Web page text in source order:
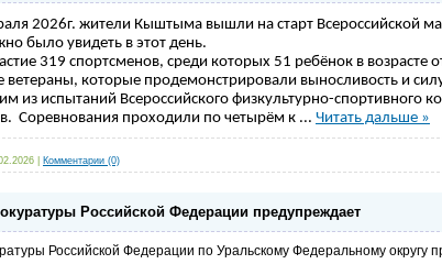
2026г. жители Кыштыма вышли на старт Всероссийской
было увидеть в этот день.
319 спортсменов, среди которых 51 ребёнок в возрасте
которые продемонстрировали выносливость и
из испытаний Всероссийского физкультурно-спортивного
Соревнования проходили по четырём к ... Читать дальше »
Комментарии (0)
Российской Федерации предупреждает
Российской Федерации по Уральскому Федеральному округу